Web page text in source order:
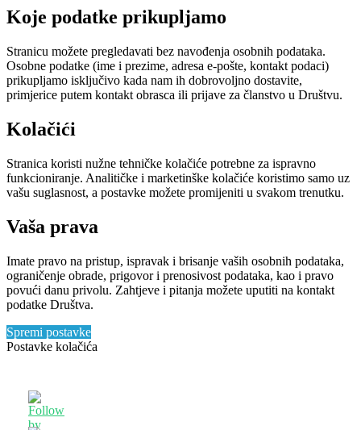
Koje podatke prikupljamo
Stranicu možete pregledavati bez navođenja osobnih podataka.
Osobne podatke (ime i prezime, adresa e-pošte, kontakt podaci)
prikupljamo isključivo kada nam ih dobrovoljno dostavite,
primjerice putem kontakt obrasca ili prijave za članstvo u Društvu.
Kolačići
Stranica koristi nužne tehničke kolačiće potrebne za ispravno
funkcioniranje. Analitičke i marketinške kolačiće koristimo samo uz
vašu suglasnost, a postavke možete promijeniti u svakom trenutku.
Vaša prava
Imate pravo na pristup, ispravak i brisanje vaših osobnih podataka,
ograničenje obrade, prigovor i prenosivost podataka, kao i pravo
povući danu privolu. Zahtjeve i pitanja možete uputiti na kontakt
podatke Društva.
Spremi postavke
Postavke kolačića